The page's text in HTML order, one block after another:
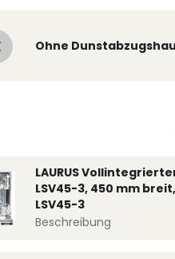
Ohne
LAURUS
LSV45-3, 450 mm
LSV45-3
Beschreibung